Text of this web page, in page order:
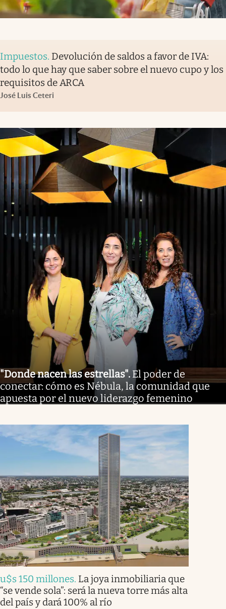
Impuestos. Devolución de saldos a favor de IVA:
todo lo que hay que saber sobre el nuevo cupo y los
requisitos de ARCA
José Luis Ceteri
"Donde nacen las estrellas". El poder de
conectar: cómo es Nébula, la comunidad que
apuesta por el nuevo liderazgo femenino
u$s 150 millones. La joya inmobiliaria que
“se vende sola”: será la nueva torre más alta
del país y dará 100% al río